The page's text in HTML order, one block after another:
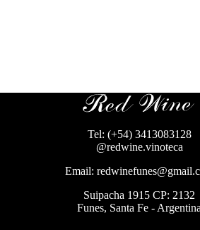
Tel: (+54) 3413083128
@redwine.vinoteca
Email:
Suipacha 1915 CP: 2132
Funes, Santa Fe - Argentina